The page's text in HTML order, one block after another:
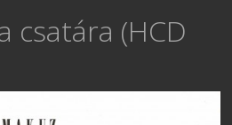
csatára (HCD